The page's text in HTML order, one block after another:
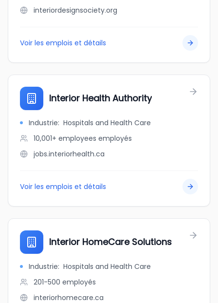
interiordesignsociety.org
Voir les emplois et détails
Interior Health Authority
Industrie: Hospitals and Health Care
10,001+ employees employés
jobs.interiorhealth.ca
Voir les emplois et détails
Interior HomeCare Solutions
Industrie: Hospitals and Health Care
201-500 employés
interiorhomecare.ca